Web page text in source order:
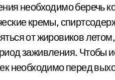
необходимо беречь
кремы,
от жировиков
заживления. Чтобы
необходимо перед